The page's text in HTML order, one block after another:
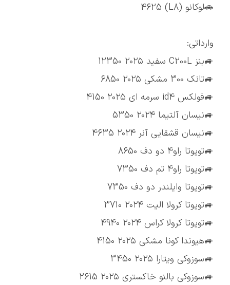
🚗لوکانو (L8) 4625
وارداتی:
🚙بنز C200L سفید ۲۰۲۵ 12350
🚙تانک 300 مشکی ۲۰۲۵ 6850
🚙فولکس id4 سرمه ای ۲۰۲۵ 4150
🚙نیسان آلتیما ۲۰۲۴ 5350
🚙نیسان قشقایی آنر ۲۰۲۴ 4635
🚙تویوتا راو4 دو دف 8650
🚙تویوتا راو4 تم دف 7350
🚙تویوتا وایلندر دو دف 7350
🚙تویوتا کرولا الیت ۲۰۲۴ 3710
🚙تویوتا کرولا کراس ۲۰۲۴ 4940
🚙هیوندا کونا مشکی ۲۰۲۵ 4150
🚙سوزوکی ویتارا ۲۰۲۵ 3450
🚙سوزوکی بالنو خاکستری ۲۰۲۵ 2615